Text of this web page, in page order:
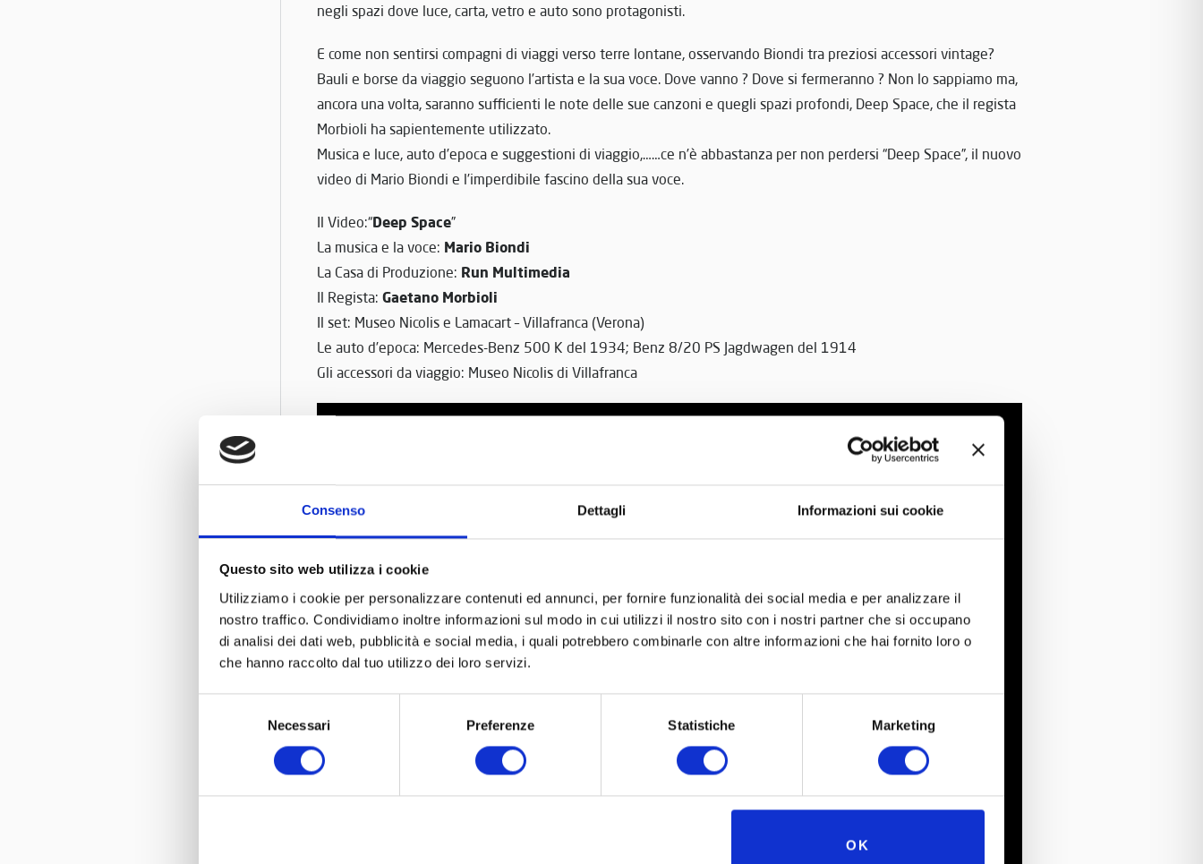
Consenso Dettagli Informazioni sui cookie
Questo sito web utilizza i cookie
Utilizziamo i cookie per personalizzare contenuti ed annunci, per fornire funzionalità dei social media e per analizzare il
nostro traffico. Condividiamo inoltre informazioni sul modo in cui utilizzi il nostro sito con i nostri partner che si occupano
di analisi dei dati web, pubblicità e social media, i quali potrebbero combinarle con altre informazioni che hai fornito loro o
che hanno raccolto dal tuo utilizzo dei loro servizi.
Necessari Preferenze Statistiche Marketing
OK
negli spazi dove luce, carta, vetro e auto sono protagonisti.
E come non sentirsi compagni di viaggi verso terre lontane, osservando Biondi tra preziosi accessori vintage?
Bauli e borse da viaggio seguono l’artista e la sua voce. Dove vanno ? Dove si fermeranno ? Non lo sappiamo ma,
ancora una volta, saranno sufficienti le note delle sue canzoni e quegli spazi profondi, Deep Space, che il regista
Morbioli ha sapientemente utilizzato.
Musica e luce, auto d’epoca e suggestioni di viaggio,……ce n’è abbastanza per non perdersi “Deep Space”, il nuovo
video di Mario Biondi e l’imperdibile fascino della sua voce.
Il Video:“Deep Space”
La musica e la voce: Mario Biondi
La Casa di Produzione: Run Multimedia
Il Regista: Gaetano Morbioli
Il set: Museo Nicolis e Lamacart – Villafranca (Verona)
Le auto d’epoca: Mercedes-Benz 500 K del 1934; Benz 8/20 PS Jagdwagen del 1914
Gli accessori da viaggio: Museo Nicolis di Villafranca